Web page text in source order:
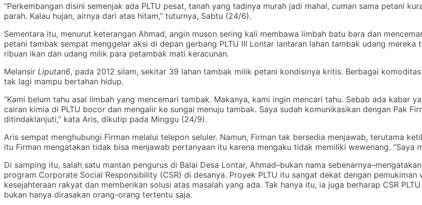
“Perkembangan disini semenjak ada PLTU pesat, tanah yang tadinya murah jadi mahal, cuman sama petani
parah. Kalau hujan, airnya dari atas hitam,” tuturnya, Sabtu (24/6).
Sementara itu, menurut keterangan Ahmad, angin muson sering kali membawa limbah batu bara dan
petani tambak sempat menggelar aksi di depan gerbang PLTU III Lontar lantaran lahan tambak udang
ribuan ikan dan udang milik para petambak mati keracunan.
Melansir Liputan6, pada 2012 silam, sekitar 39 lahan tambak milik petani kondisinya kritis. Berbagai
tak lagi mampu bertahan hidup.
“Kami belum tahu asal limbah yang mencemari tambak. Makanya, kami ingin mencari tahu. Sebab ada kabar
cairan kimia di PLTU bocor dan mengalir ke sungai menuju tambak. Saya sudah komunikasikan dengan Pak
ditindaklanjuti,” kata Aris, dikutip pada Minggu (24/9).
Aris sempat menghubungi Firman melalui telepon seluler. Namun, Firman tak bersedia menjawab, terutama
itu Firman mengatakan tidak bisa menjawab pertanyaan itu karena mengaku tidak memiliki wewenang. “Saya
Di samping itu, salah satu mantan pengurus di Balai Desa Lontar, Ahmad–bukan nama
program Corporate Social Responsibility (CSR) di desanya. Proyek PLTU itu sangat dekat dengan
kesejahteraan rakyat dan memberikan solusi atas masalah yang ada. Tak hanya itu, ia juga berharap CSR
bukan hanya dirasakan orang-orang tertentu saja.